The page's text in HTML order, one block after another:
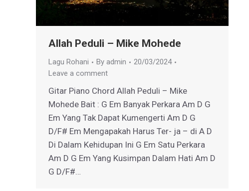
Allah Peduli – Mike Mohede
Lagu Rohani By admin
20/03/2024
Leave a comment
Gitar Piano Chord Allah Peduli – Mike
Mohede Bait : G Em Banyak Perkara Am D G
Em Yang Tak Dapat Kumengerti Am D G
D/F# Em Mengapakah Harus Ter- ja – di A D
Di Dalam Kehidupan Ini G Em Satu Perkara
Am D G Em Yang Kusimpan Dalam Hati Am D
G D/F#…